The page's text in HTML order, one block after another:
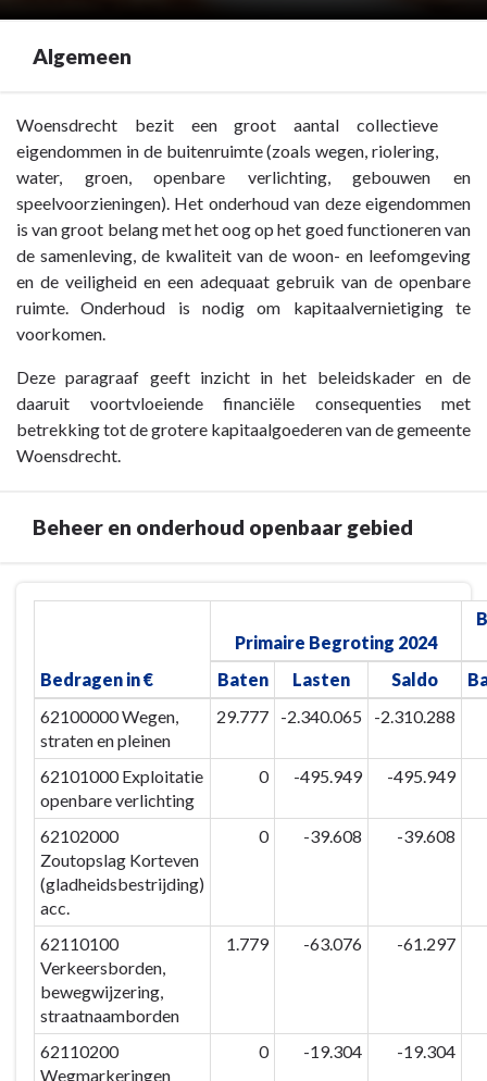
Algemeen
Terug
naar
navigatie
Paragraaf
Onderhoud
kapitaalgoederen
Woensdrecht bezit een groot aantal collectieve
eigendommen in de buitenruimte (zoals wegen, riolering,
water, groen, openbare verlichting, gebouwen en
speelvoorzieningen). Het onderhoud van deze eigendommen
is van groot belang met het oog op het goed functioneren van
de samenleving, de kwaliteit van de woon- en leefomgeving
en de veiligheid en een adequaat gebruik van de openbare
ruimte. Onderhoud is nodig om kapitaalvernietiging te
voorkomen.
Deze paragraaf geeft inzicht in het beleidskader en de
daaruit voortvloeiende financiële consequenties met
betrekking tot de grotere kapitaalgoederen van de gemeente
Woensdrecht.
Beheer en onderhoud openbaar gebied
Paragraaf
Onderhoud
kapitaalgoederen
Beheer
onderhoud
openbaar
gebied
Bedragen in €
Primaire Begroting 2024
Baten Lasten Saldo
62100000 Wegen,
straten en pleinen
29.777 -2.340.065 -2.310.288
62101000 Exploitatie
openbare verlichting
0 -495.949 -495.949
62102000
Zoutopslag Korteven
(gladheidsbestrijding)
acc.
0 -39.608 -39.608
62110100
Verkeersborden,
bewegwijzering,
straatnaamborden
1.779 -63.076 -61.297
62110200
Wegmarkeringen
0 -19.304 -19.304